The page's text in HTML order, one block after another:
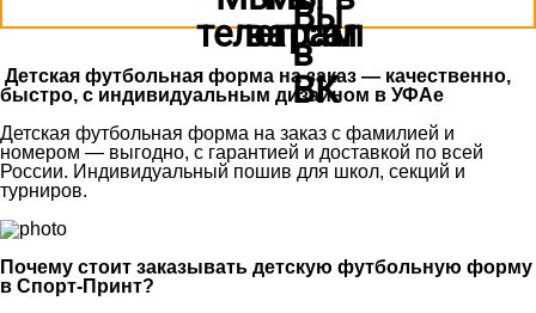
Детская футбольная форма на заказ — качественно,
быстро, с индивидуальным дизайном в УФАе
Детская футбольная форма на заказ с фамилией и
номером — выгодно, с гарантией и доставкой по всей
России. Индивидуальный пошив для школ, секций и
турниров.
Почему стоит заказывать детскую футбольную форму
в Спорт-Принт?